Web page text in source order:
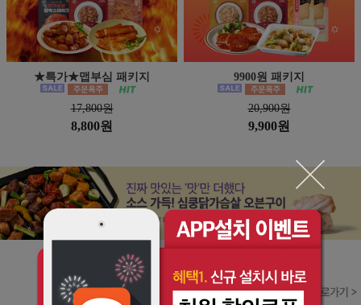
★특가★맵부심 패키지
17,800원
8,800원
9900원 패키지
20,900원
9,900원